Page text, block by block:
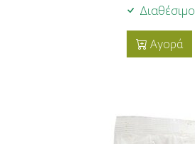
Διαθέσιμο
Αγορά